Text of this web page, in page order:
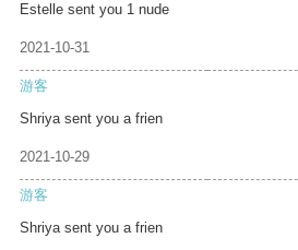
Estelle sent you 1 nude
2021-10-31
游客
Shriya sent you a frien
2021-10-29
游客
Shriya sent you a frien